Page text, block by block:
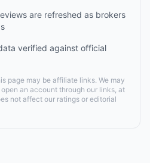
are refreshed as brokers
verified against official
page may be affiliate links. We may
an account through our links, at
not affect our ratings or editorial